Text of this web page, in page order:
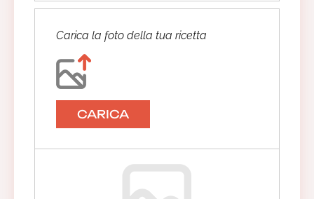
Carica la foto della tua ricetta
CARICA